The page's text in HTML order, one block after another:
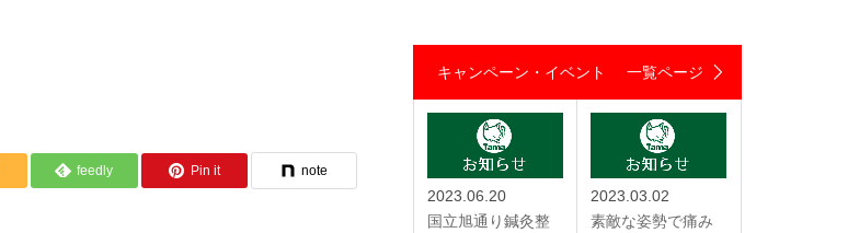
feedly Pin it note
キャンペーン・イベント 一覧ページ
2023.06.20
国立旭通り鍼灸整
2023.03.02
素敵な姿勢で痛み